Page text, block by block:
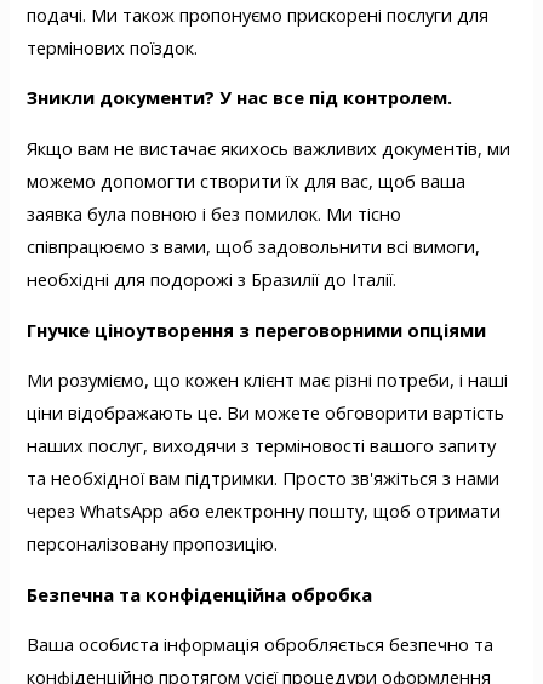
подачі. Ми також пропонуємо прискорені послуги для
термінових поїздок.
Зникли документи? У нас все під контролем.
Якщо вам не вистачає якихось важливих документів, ми
можемо допомогти створити їх для вас, щоб ваша
заявка була повною і без помилок. Ми тісно
співпрацюємо з вами, щоб задовольнити всі вимоги,
необхідні для подорожі з Бразилії до Італії.
Гнучке ціноутворення з переговорними опціями
Ми розуміємо, що кожен клієнт має різні потреби, і наші
ціни відображають це. Ви можете обговорити вартість
наших послуг, виходячи з терміновості вашого запиту
та необхідної вам підтримки. Просто зв'яжіться з нами
через WhatsApp або електронну пошту, щоб отримати
персоналізовану пропозицію.
Безпечна та конфіденційна обробка
Ваша особиста інформація обробляється безпечно та
конфіденційно протягом усієї процедури оформлення